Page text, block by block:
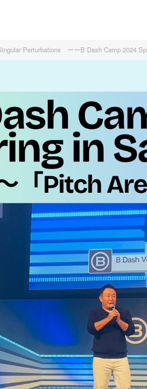
Perturbations ーーB Dash Camp 2024